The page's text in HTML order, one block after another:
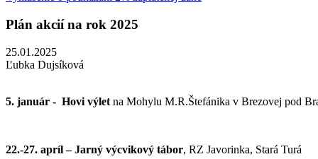
Plán akcií na rok 2025
25.01.2025
Ľubka Dujsíková
5. január - Hovi výlet na Mohylu M.R.Štefánika v Brezovej pod
22.-27. apríl – Jarný výcvikový tábor, RZ Javorinka, Stará Turá